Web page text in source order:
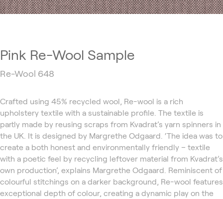
Pink Re-Wool Sample
Re-Wool 648
Crafted using 45% recycled wool, Re-wool is a rich
upholstery textile with a sustainable profile. The textile is
partly made by reusing scraps from Kvadrat’s yarn spinners in
the UK. It is designed by Margrethe Odgaard. ‘The idea was to
create a both honest and environmentally friendly – textile
with a poetic feel by recycling leftover material from Kvadrat’s
own production’, explains Margrethe Odgaard. Reminiscent of
colourful stitchings on a darker background, Re-wool features
exceptional depth of colour, creating a dynamic play on the